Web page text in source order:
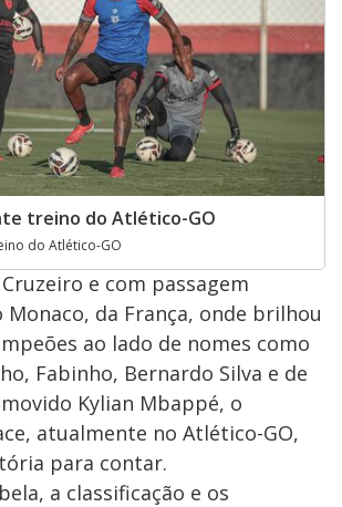
treino do Atlético-GO
do Atlético-GO
e com passagem
da França, onde brilhou
ao lado de nomes como
Fabinho, Bernardo Silva e de
Kylian Mbappé, o
atualmente no Atlético-GO,
para contar.
a classificação e os